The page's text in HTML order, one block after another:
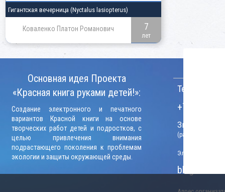
Гигантская вечерница (Nyctalus lasiopterus)
Коваленко Платон Романович 7
лет
Основная идея Проекта
«Красная книга руками детей!»:
Создание электронного и печатного
вариантов Красной книги на основе
творческих работ детей и подростков, с
целью привлечения внимания
подрастающего поколения к проблемам
экологии и защиты окружающей среды.
Телефон:
+7 (906)
Звонки
(рабочие дни,
Электронный
blago-